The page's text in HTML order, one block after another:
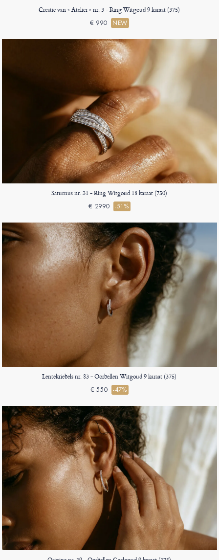
Creatie van « Atelier » nr. 3 - Ring Witgoud 9 karaat (375)
€ 990 NEW
Saturnus nr. 31 - Ring Witgoud 18 karaat (750)
€ 2990 -51%
Lentekriebels nr. 83 - Oorbellen Witgoud 9 karaat (375)
€ 550 -47%